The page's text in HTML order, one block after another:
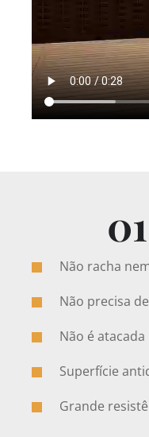
Não racha
Não precisa
Não é
Superfície
Grande